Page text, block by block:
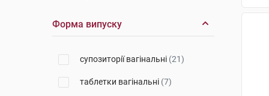
Зентіва Саглик Урунлері Санаї
Форма випуску
супозиторії вагінальні (21)
таблетки вагінальні (7)